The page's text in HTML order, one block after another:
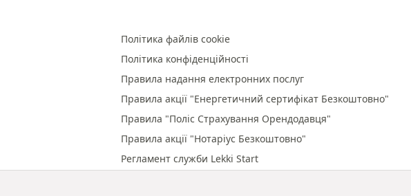
Політика файлів cookie
Політика конфіденційності
Правила надання електронних послуг
Правила акції "Енергетичний сертифікат Безкоштовно"
Правила "Поліс Страхування Орендодавця"
Правила акції "Нотаріус Безкоштовно"
Регламент служби Lekki Start